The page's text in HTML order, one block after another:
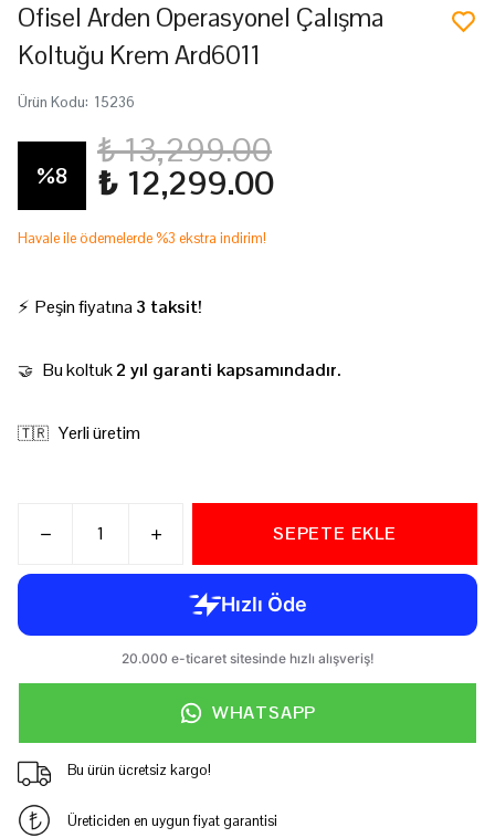
Ofisel Arden Operasyonel Çalışma
Koltuğu Krem Ard6011
Ürün Kodu: 15236
%8
₺ 13,299.00
₺ 12,299.00
Havale ile ödemelerde %3 ekstra indirim!
⚡ Peşin fiyatına 3 taksit!
🤝 Bu koltuk2 yıl garanti kapsamındadır.
🇹🇷 Yerli üretim
SEPETE EKLE
WHATSAPP
Bu ürün ücretsiz kargo!
Üreticiden en uygun fiyat garantisi